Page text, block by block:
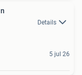
Details
5 jul 26